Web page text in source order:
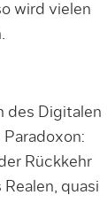
wird vielen
des Digitalen
Rückkehr
quasi